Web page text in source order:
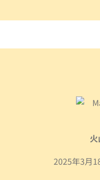
2025年3月